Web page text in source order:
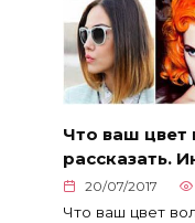
Что ваш цвет
рассказать.
20/07/2017
Что ваш цвет